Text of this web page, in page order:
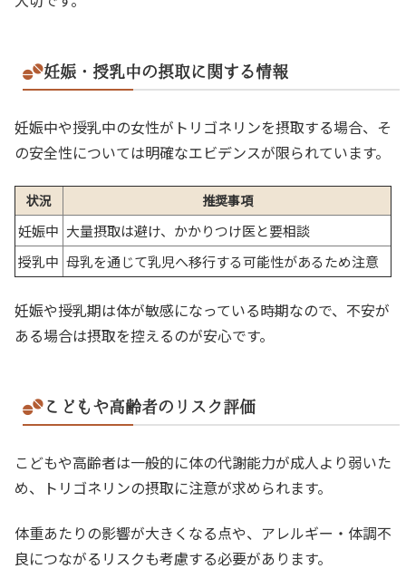
妊娠・授乳中の摂取に関する情報
妊娠中や授乳中の女性がトリゴネリンを摂取する場合、そ
の安全性については明確なエビデンスが限られています。
状況 推奨事項
妊娠中 大量摂取は避け、かかりつけ医と要相談
授乳中 母乳を通じて乳児へ移行する可能性があるため注意
妊娠や授乳期は体が敏感になっている時期なので、不安が
ある場合は摂取を控えるのが安心です。
こどもや高齢者のリスク評価
こどもや高齢者は一般的に体の代謝能力が成人より弱いた
め、トリゴネリンの摂取に注意が求められます。
体重あたりの影響が大きくなる点や、アレルギー・体調不
良につながるリスクも考慮する必要があります。